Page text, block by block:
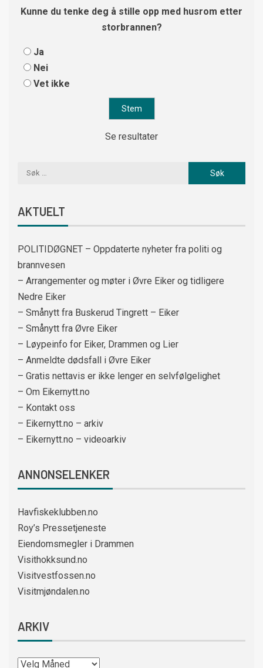
Kunne du tenke deg å stille opp med husrom etter
storbrannen?
Ja
Nei
Vet ikke
Se resultater
AKTUELT
POLITIDØGNET – Oppdaterte nyheter fra politi og
brannvesen
– Arrangementer og møter i Øvre Eiker og tidligere
Nedre Eiker
– Smånytt fra Buskerud Tingrett – Eiker
– Smånytt fra Øvre Eiker
– Løypeinfo for Eiker, Drammen og Lier
– Anmeldte dødsfall i Øvre Eiker
– Gratis nettavis er ikke lenger en selvfølgelighet
– Om Eikernytt.no
– Kontakt oss
– Eikernytt.no – arkiv
– Eikernytt.no – videoarkiv
ANNONSELENKER
Havfiskeklubben.no
Roy’s Pressetjeneste
Eiendomsmegler i Drammen
Visithokksund.no
Visitvestfossen.no
Visitmjøndalen.no
ARKIV